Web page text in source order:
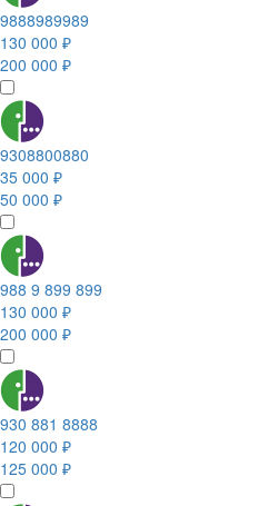
9888989989
130 000 ₽
200 000 ₽
9308800880
35 000 ₽
50 000 ₽
988 9 899 899
130 000 ₽
200 000 ₽
930 881 8888
120 000 ₽
125 000 ₽